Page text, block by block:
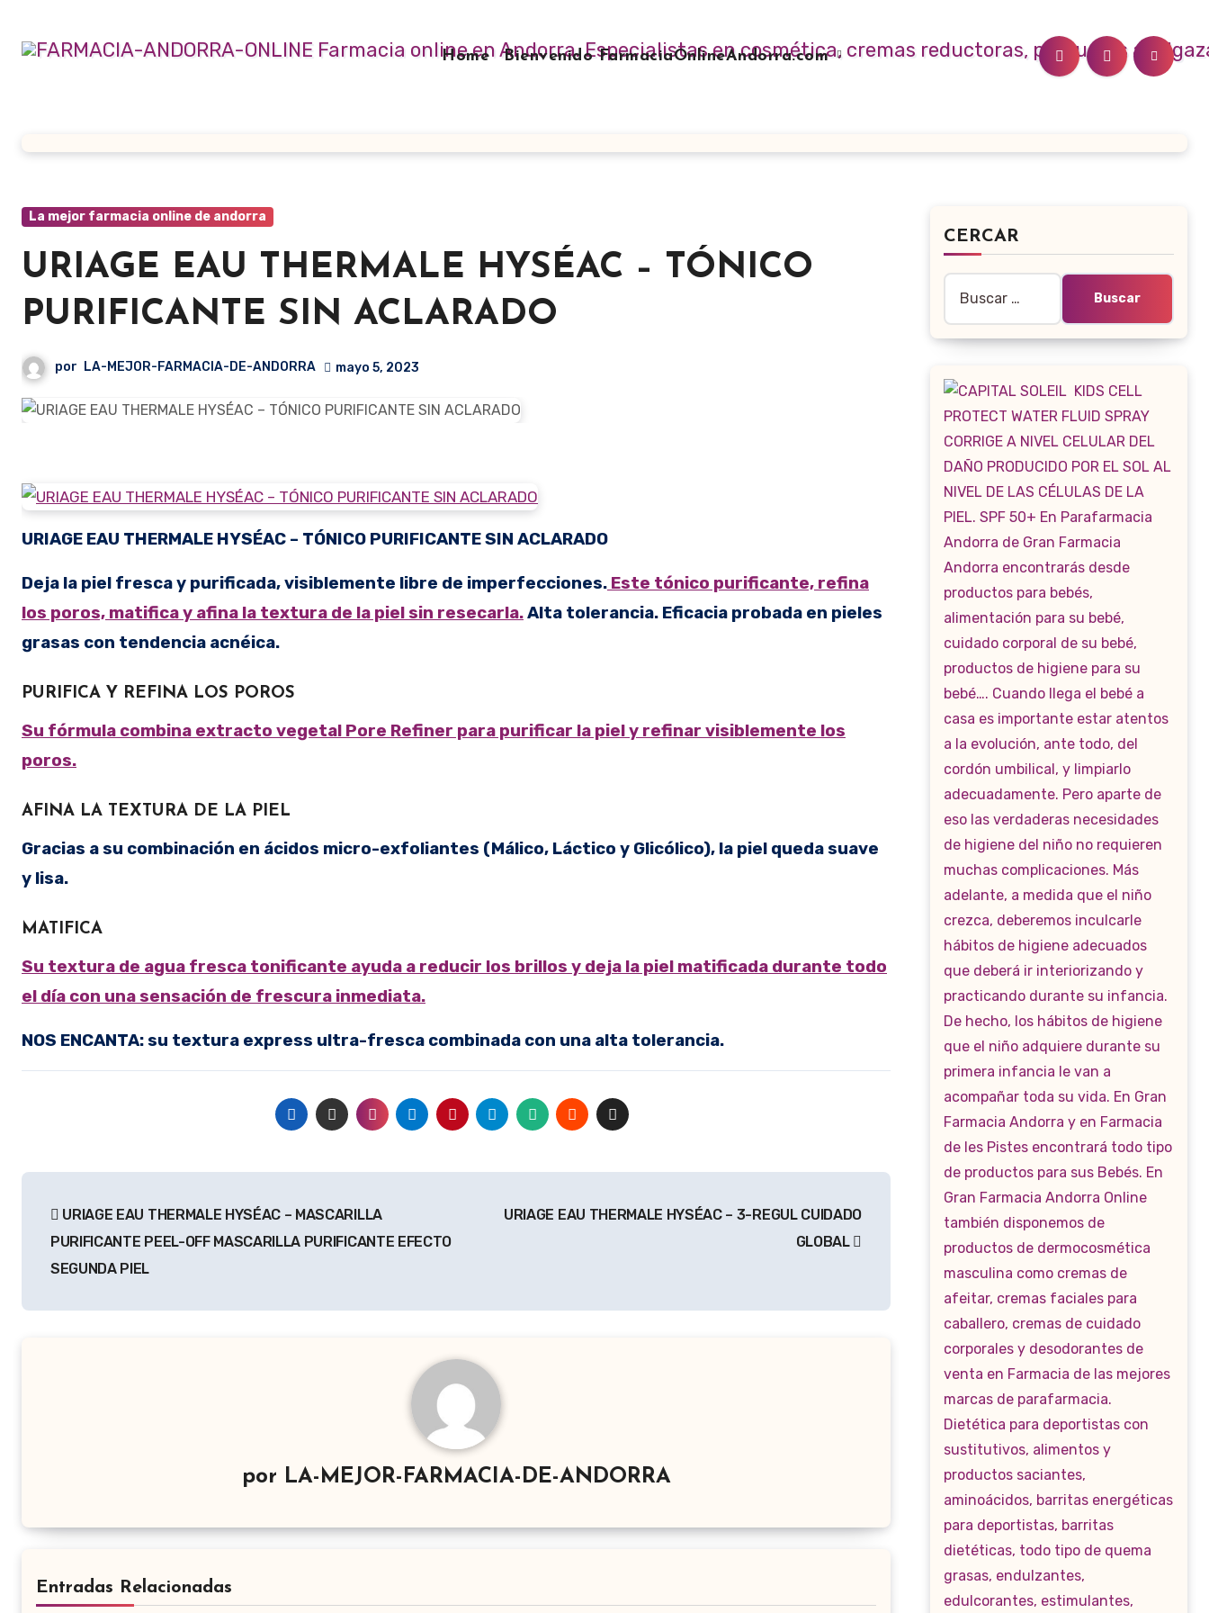
contenido
Home Bienvenido FarmaciaOnlineAndorra.com
La mejor farmacia online de andorra
URIAGE EAU THERMALE HYSÉAC – TÓNICO
PURIFICANTE SIN ACLARADO
por LA-MEJOR-FARMACIA-DE-ANDORRA mayo 5, 2023
URIAGE EAU THERMALE HYSÉAC – TÓNICO PURIFICANTE SIN ACLARADO
Deja la piel fresca y purificada, visiblemente libre de imperfecciones. Este tónico purificante, refina
los poros, matifica y afina la textura de la piel sin resecarla.Alta tolerancia. Eficacia probada en pieles
grasas con tendencia acnéica.
PURIFICA Y REFINA LOS POROS
Su fórmula combina extracto vegetal Pore Refiner para purificar la piel y refinar visiblemente los
poros.
AFINA LA TEXTURA DE LA PIEL
Gracias a su combinación en ácidos micro-exfoliantes (Málico, Láctico y Glicólico), la piel queda suave
y lisa.
MATIFICA
Su textura de agua fresca tonificante ayuda a reducir los brillos y deja la piel matificada durante todo
el día con una sensación de frescura inmediata.
NOS ENCANTA: su textura express ultra-fresca combinada con una alta tolerancia.
de
entradas
URIAGE EAU THERMALE HYSÉAC – MASCARILLA
PURIFICANTE PEEL-OFF MASCARILLA PURIFICANTE EFECTO
SEGUNDA PIEL
URIAGE EAU THERMALE HYSÉAC – 3-REGUL CUIDADO
GLOBAL
por LA-MEJOR-FARMACIA-DE-ANDORRA
Entradas Relacionadas
CERCAR